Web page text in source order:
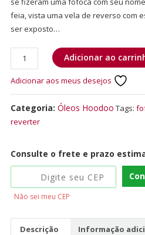
feia, vista uma vela de reverso com
ser exposto…
Adicionar ao
Adicionar aos meus desejos
Categoria: Óleos Hoodoo Tags:
reverter
Consulte o frete e prazo
Não sei meu CEP
Descrição Informação